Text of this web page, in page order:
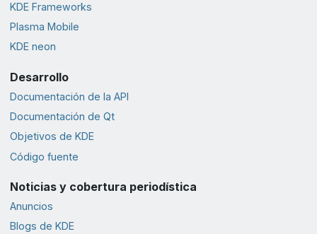
KDE Frameworks
Plasma Mobile
KDE neon
Desarrollo
Documentación de la API
Documentación de Qt
Objetivos de KDE
Código fuente
Noticias y cobertura periodística
Anuncios
Blogs de KDE